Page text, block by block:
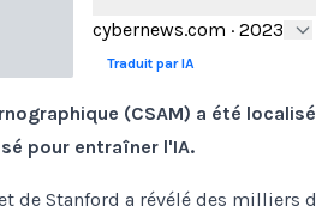
cybernews.com · 2023
Traduit par IA
(CSAM) a été
pour entraîner l'IA.
de Stanford a révélé des milliers